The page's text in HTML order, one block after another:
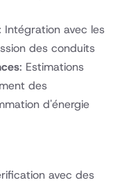
Intégration avec les
des conduits
: Estimations
des
d'énergie
avec des